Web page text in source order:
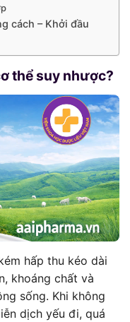
cách – Khởi đầu
thể suy nhược?
hấp thu kéo dài
khoáng chất và
sống. Khi không
dịch yếu đi, quá